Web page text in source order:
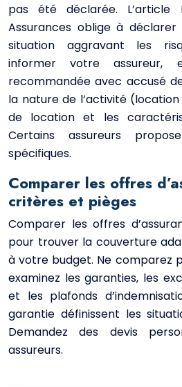
pas été déclarée. L’article
Assurances oblige à
situation aggravant les
informer votre assureur,
recommandée avec accusé
la nature de l’activité
de location et les
Certains assureurs
spécifiques.
Comparer les offres
critères et pièges
Comparer les offres
pour trouver la couverture
à votre budget. Ne comparez
examinez les garanties, les
et les plafonds
garantie définissent les
Demandez des devis
assureurs.